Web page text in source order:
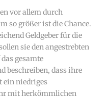
vor allem durch
so größer ist die Chance.
Geldgeber für die
sie den angestrebten
gesamte
beschreiben, dass ihre
ein niedriges
mit herkömmlichen